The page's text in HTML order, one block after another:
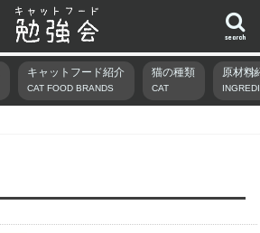
search
キャットフード紹介
CAT FOOD BRANDS
猫の種類
CAT
原材料